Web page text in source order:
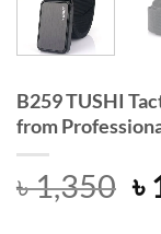
B259 TUSHI
from
৳1,350 ৳